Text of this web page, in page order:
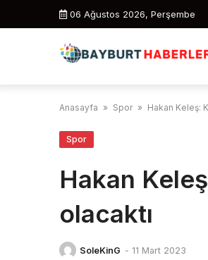
06 Ağustos 2026, Perşembe
Anasayfa » Spor » Hakan Keleş:
Spor
Hakan
olacaktı
SoleKinG - 11 Mart 2023